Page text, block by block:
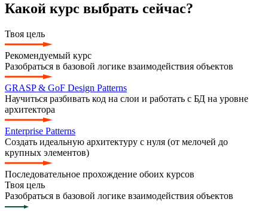
Какой курс выбрать сейчас?
Твоя цель
Рекомендуемый курс
Разобраться в базовой логике взаимодействия объектов
GRASP & GoF Design Patterns
Научиться разбивать код на слои и работать с БД на уровне
архитектора
Enterprise Patterns
Создать идеальную архитектуру с нуля (от мелочей до
крупных элементов)
Последовательное прохождение обоих курсов
Твоя цель
Разобраться в базовой логике взаимодействия объектов